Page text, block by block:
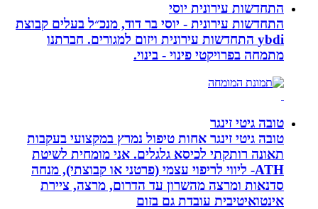
התחדשות עירונית יוסי
התחדשות עירונית - יוסי בר דוד, מנכ״ל בעלים קבוצת
ybdi התחדשות עירונית ויזום למגורים. חברתנו
מתמחה בפרויקטי פינוי - בינוי.
טובה גיטי זינגר
טובה גיטי זינגר אחות טיפול נמרץ במקצועי בעקבות
תאונה רותקתי לכיסא גלגלים. אני מומחית לשיטת
ATH- ליווי לריפוי עצמי (פרטני או קבוצתי), מנחה
סדנאות ומרצה מהשרון עד הדרום, מרצה, ציירת
אינטואיטיבית עובדת גם בזום